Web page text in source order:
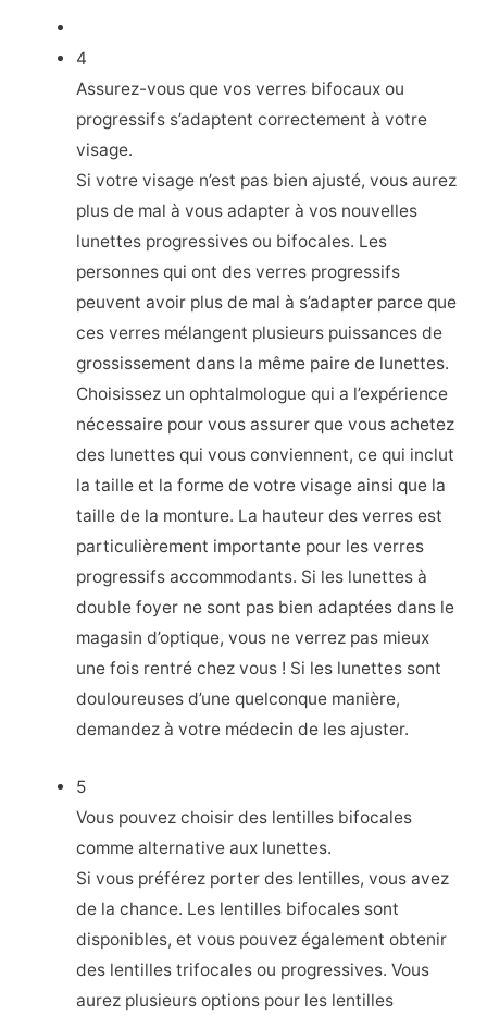
4
Assurez-vous que vos verres bifocaux ou
progressifs s’adaptent correctement à votre
visage.
Si votre visage n’est pas bien ajusté, vous aurez
plus de mal à vous adapter à vos nouvelles
lunettes progressives ou bifocales. Les
personnes qui ont des verres progressifs
peuvent avoir plus de mal à s’adapter parce que
ces verres mélangent plusieurs puissances de
grossissement dans la même paire de lunettes.
Choisissez un ophtalmologue qui a l’expérience
nécessaire pour vous assurer que vous achetez
des lunettes qui vous conviennent, ce qui inclut
la taille et la forme de votre visage ainsi que la
taille de la monture. La hauteur des verres est
particulièrement importante pour les verres
progressifs accommodants. Si les lunettes à
double foyer ne sont pas bien adaptées dans le
magasin d’optique, vous ne verrez pas mieux
une fois rentré chez vous ! Si les lunettes sont
douloureuses d’une quelconque manière,
demandez à votre médecin de les ajuster.
5
Vous pouvez choisir des lentilles bifocales
comme alternative aux lunettes.
Si vous préférez porter des lentilles, vous avez
de la chance. Les lentilles bifocales sont
disponibles, et vous pouvez également obtenir
des lentilles trifocales ou progressives. Vous
aurez plusieurs options pour les lentilles